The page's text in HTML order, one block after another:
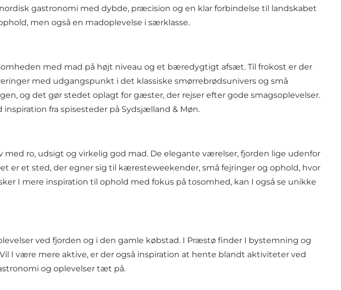
gastronomi med dybde, præcision og en klar forbindelse til landskabet
men også en madoplevelse i særklasse.
med mad på højt niveau og et bæredygtigt afsæt. Til frokost er der
med udgangspunkt i det klassiske smørrebrødsunivers og små
og det gør stedet oplagt for gæster, der rejser efter gode smagsoplevelser.
inspiration fra spisesteder på Sydsjælland & Møn.
ro, udsigt og virkelig god mad. De elegante værelser, fjorden lige udenfor
er et sted, der egner sig til kæresteweekender, små fejringer og ophold, hvor
I mere inspiration til ophold med fokus på tosomhed, kan I også se unikke
ved fjorden og i den gamle købstad. I Præstø finder I bystemning og
I være mere aktive, er der også inspiration at hente blandt aktiviteter ved
og oplevelser tæt på.